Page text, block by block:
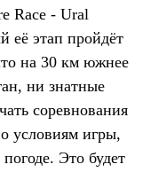
Race - Ural
её этап пройдёт
на 30 км южнее
ни знатные
соревнования
условиям игры,
Это будет